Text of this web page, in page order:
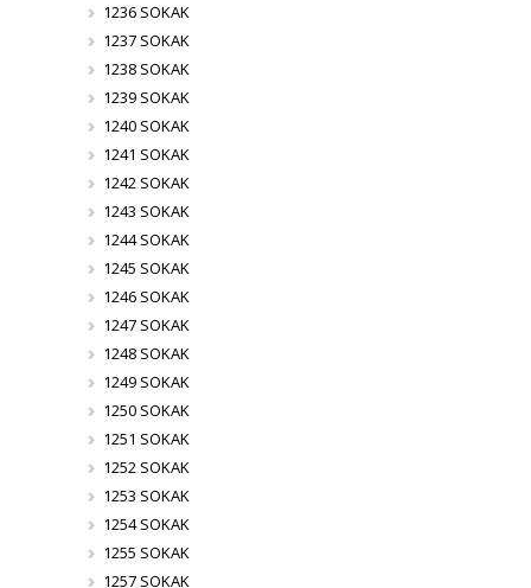
1236 SOKAK
1237 SOKAK
1238 SOKAK
1239 SOKAK
1240 SOKAK
1241 SOKAK
1242 SOKAK
1243 SOKAK
1244 SOKAK
1245 SOKAK
1246 SOKAK
1247 SOKAK
1248 SOKAK
1249 SOKAK
1250 SOKAK
1251 SOKAK
1252 SOKAK
1253 SOKAK
1254 SOKAK
1255 SOKAK
1257 SOKAK